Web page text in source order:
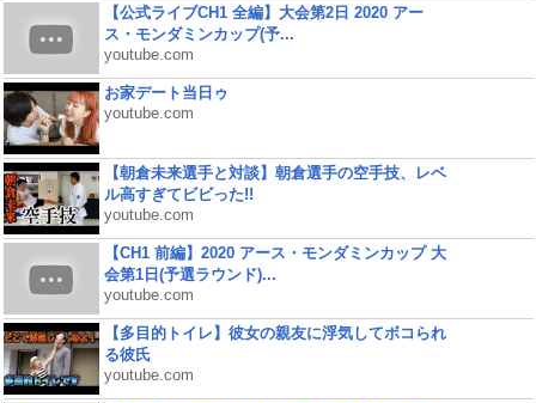
【公式ライブCH1 全編】大会第2日 2020 アー
ス・モンダミンカップ(予...
youtube.com
お家デート当日ゥ
youtube.com
【朝倉未来選手と対談】朝倉選手の空手技、レベ
ル高すぎてビビった!!
youtube.com
【CH1 前編】2020 アース・モンダミンカップ 大
会第1日(予選ラウンド)...
youtube.com
【多目的トイレ】彼女の親友に浮気してボコられ
る彼氏
youtube.com